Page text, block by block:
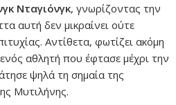
Νταγιόνγκ, γνωρίζοντας την
αυτή δεν μικραίνει ούτε
Αντίθετα, φωτίζει ακόμη
αθλητή που έφτασε μέχρι την
ψηλά τη σημαία της
Μυτιλήνης.